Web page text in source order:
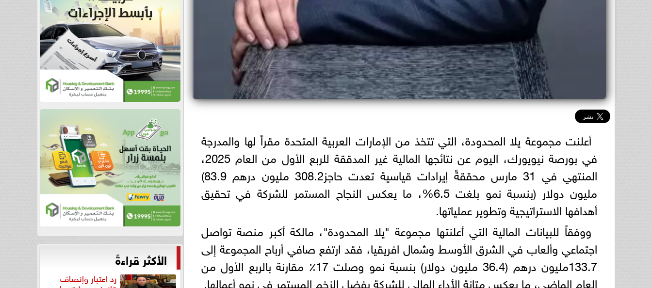
أعلنت مجموعة يلا المحدودة، التي تتخذ من الإمارات العربية المتحدة مقراً لها والمدرجة
في بورصة نيويورك، اليوم عن نتائجها المالية غير المدققة للربع الأول من العام 2025،
المنتهي في 31 مارس محققةً إيرادات قياسية تعدت حاجز308.2 مليون درهم 83.9)
مليون دولار (بنسبة نمو بلغت 6.5%، ما يعكس النجاح المستمر للشركة في تحقيق
أهدافها الاستراتيجية وتطوير عملياتها.
ووفقاً للبيانات المالية التي أعلنتها مجموعة "يلا المحدودة"، مالكة أكبر منصة تواصل
اجتماعي وألعاب في الشرق الأوسط وشمال افريقيا، فقد ارتفع صافي أرباح المجموعة إلى
133.7مليون درهم (36.4 مليون دولار) بنسبة نمو وصلت 17٪ مقارنة بالربع الأول من
العام الماضي، ما يعكس متانة الأداء المالي للشركة بفضل الزخم المستمر في نمو أعمالها.
الأكثر قراءةً
رد اعتبار وإنصاف